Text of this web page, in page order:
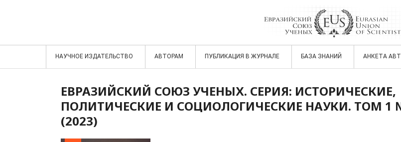
НАУЧНОЕ ИЗДАТЕЛЬСТВО АВТОРАМ ПУБЛИКАЦИЯ В ЖУРНАЛЕ БАЗА ЗНАНИЙ АНКЕТА
ЕВРАЗИЙСКИЙ СОЮЗ УЧЕНЫХ. СЕРИЯ: ИСТОРИЧЕСКИЕ,
ПОЛИТИЧЕСКИЕ И СОЦИОЛОГИЧЕСКИЕ НАУКИ. ТОМ 1
(2023)